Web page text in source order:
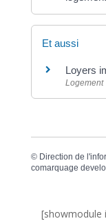
Et aussi
Loyers
Logement
© Direction de
comarquage
[showmodule